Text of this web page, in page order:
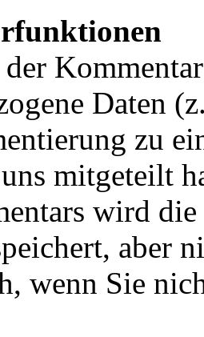
Daten
zu
mitgeteilt
wird
aber
wenn Sie